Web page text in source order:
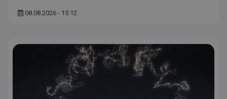
08.08.2026 - 15:12